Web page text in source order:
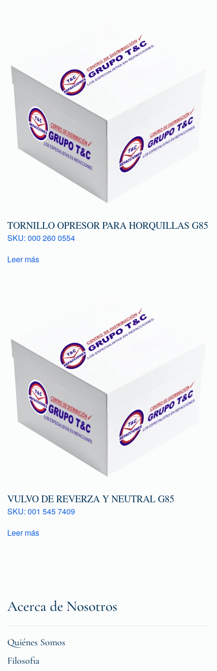
TORNILLO OPRESOR PARA HORQUILLAS G85
SKU: 000 260 0554
Leer más
VULVO DE REVERZA Y NEUTRAL G85
SKU: 001 545 7409
Leer más
Acerca de Nosotros
Quiénes Somos
Filosofia